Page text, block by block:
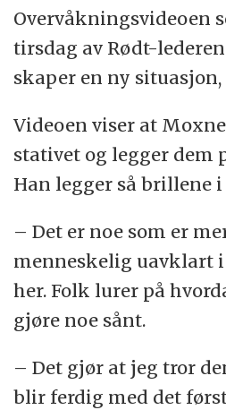
Overvåkningsvideoen
tirsdag av Rødt-
skaper en ny
Videoen viser at
stativet og legger dem
Han legger så brillene
– Det er noe som er
menneskelig uavklart
her. Folk lurer på
gjøre noe sånt.
– Det gjør at jeg tror
blir ferdig med det